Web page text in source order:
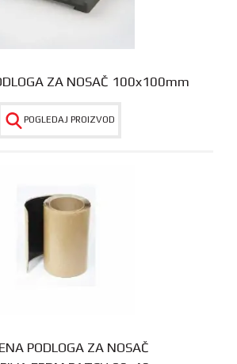
ZA NOSAČ 100x100mm
POGLEDAJ PROIZVOD
PODLOGA ZA NOSAČ